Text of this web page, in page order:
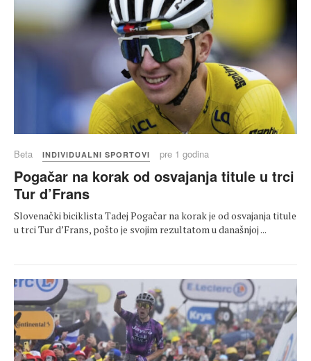
Beta INDIVIDUALNI SPORTOVI pre 1 godina
Pogačar na korak od osvajanja titule u trci
Tur d’Frans
Slovenački biciklista Tadej Pogačar na korak je od osvajanja titule
u trci Tur d’Frans, pošto je svojim rezultatom u današnjoj ...